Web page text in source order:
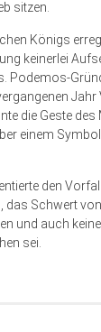
sitzen.
Königs
keinerlei
Podemos-
die Geste des
einem
den
das Schwert
und auch
sei.